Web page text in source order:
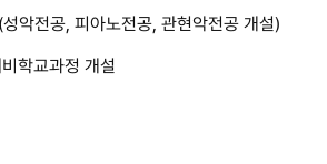
악전공, 피아노전공, 관현악전공 개설)
학교과정 개설